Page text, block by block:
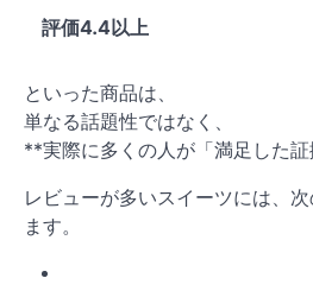
評価4.4以上
といった商品は、
単なる話題性ではなく、
**実際に多くの人が「満足した証
レビューが多いスイーツには、
ます。